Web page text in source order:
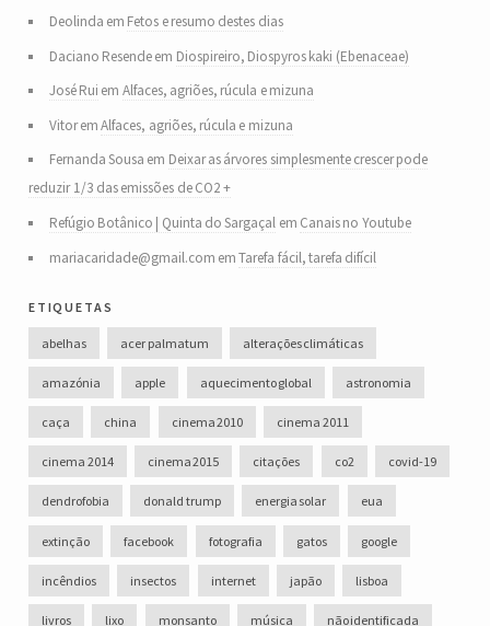
Deolinda em Fetos e resumo destes dias
Daciano Resendeem Diospireiro, Diospyros kaki (Ebenaceae)
José Rui em Alfaces, agriões, rúcula e mizuna
VitoremAlfaces, agriões, rúcula e mizuna
Fernanda Sousa em Deixar as árvores simplesmente crescer pode
reduzir 1/3 das emissões de CO2 +
Refúgio Botânico | Quinta do Sargaçal em Canais no Youtube
mariacaridade@gmail.com emTarefa fácil, tarefa difícil
etiquetas
abelhas acer palmatum alterações climáticas
amazónia apple aquecimento global astronomia
caça china cinema 2010 cinema 2011
cinema 2014 cinema 2015 citações co2 covid-19
dendrofobia donald trump energia solar eua
extinção facebook fotografia gatos google
incêndios insectos internet japão lisboa
livros lixo monsanto música não identificada